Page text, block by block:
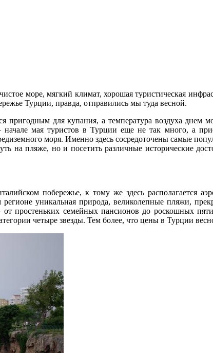
море, мягкий климат, хорошая туристическая
Турции, правда, отправились мы туда весной.
для купания, а температура воздуха днем
мая туристов в Турции еще не так много, а
моря. Именно здесь сосредоточены самые
пляже, но и посетить различные исторические
побережье, к тому же здесь располагается
уникальная природа, великолепные пляжи,
простеньких семейных пансионов до роскошных
четыре звезды. Тем более, что цены в Турции